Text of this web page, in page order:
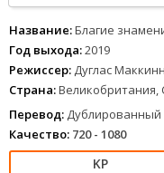
Название:Благие
Год выхода:2019
Режиссер: Дуглас
Страна:
Перевод: Дублированный
Качество: 720 - 1080